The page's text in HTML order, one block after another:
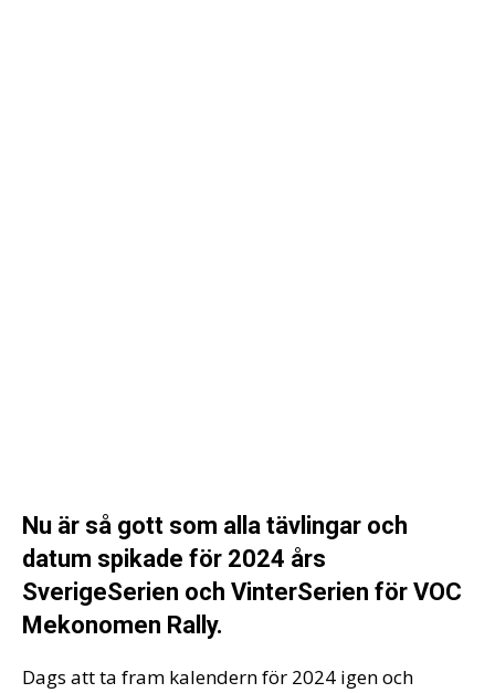
Nu är så gott som alla tävlingar och
datum spikade för 2024 års
SverigeSerien och VinterSerien för VOC
Mekonomen Rally.
Dags att ta fram kalendern för 2024 igen och